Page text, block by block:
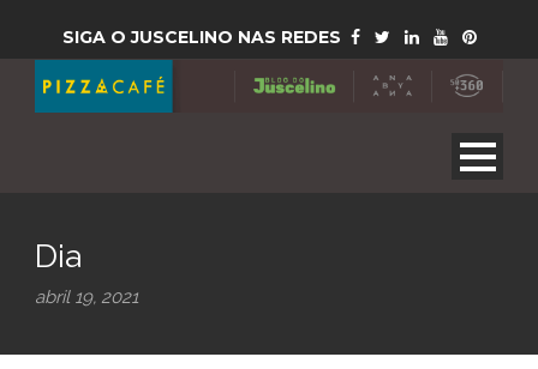
SIGA O JUSCELINO NAS REDES
Dia
abril 19, 2021